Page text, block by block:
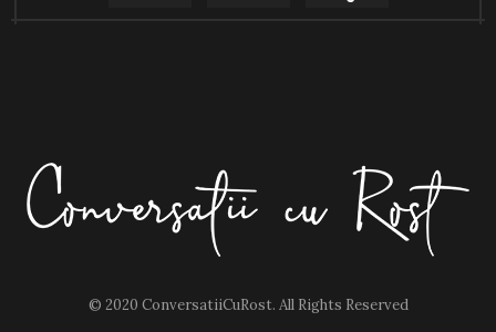
© 2020 ConversatiiCuRost. All Rights Reserved